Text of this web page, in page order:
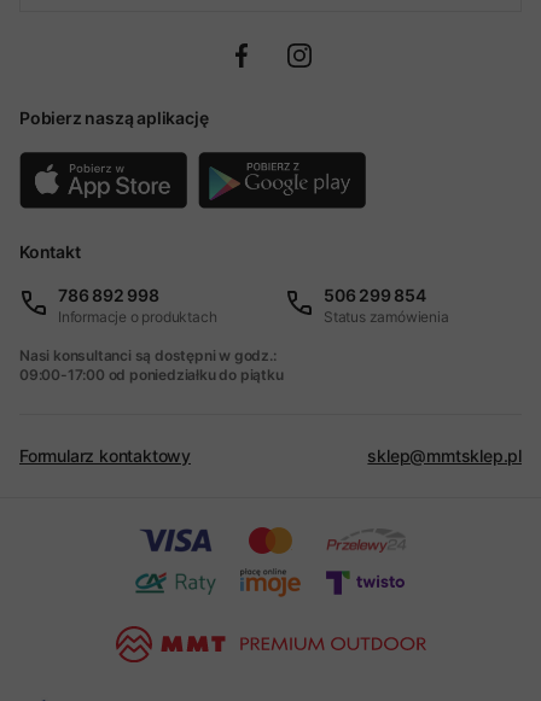
Pobierz naszą aplikację
Kontakt
786 892 998
Informacje o produktach
506 299 854
Status zamówienia
Nasi konsultanci są dostępni w godz.:
09:00-17:00 od poniedziałku do piątku
Formularz kontaktowy sklep@mmtsklep.pl